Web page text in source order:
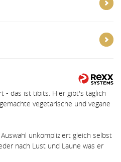
- das ist tibits. Hier gibt's täglich
vegetarische und vegane
unkompliziert gleich selbst
nach Lust und Laune was er